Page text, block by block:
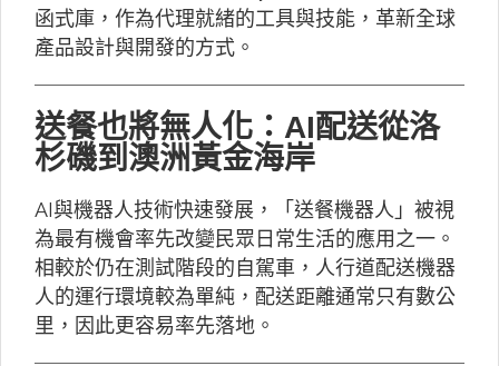
函式庫，作為代理就緒的工具與技能，革新全球
產品設計與開發的方式。
送餐也將無人化：AI配送從洛
杉磯到澳洲黃金海岸
AI與機器人技術快速發展，「送餐機器人」被視
為最有機會率先改變民眾日常生活的應用之一。
相較於仍在測試階段的自駕車，人行道配送機器
人的運行環境較為單純，配送距離通常只有數公
里，因此更容易率先落地。